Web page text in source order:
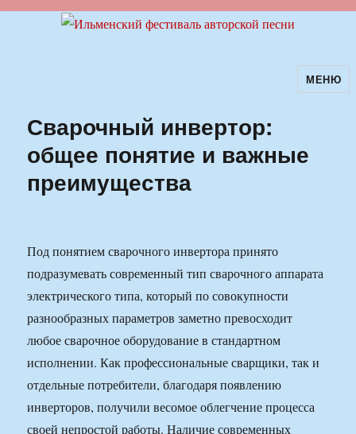
Ильменский фестиваль авторскойМЕНЮ
Сварочный инвертор:
общее понятие и важные
преимущества
Под понятием сварочного инвертора принято
подразумевать современный тип сварочного аппарата
электрического типа, который по совокупности
разнообразных параметров заметно превосходит
любое сварочное оборудование в стандартном
исполнении. Как профессиональные сварщики, так и
отдельные потребители, благодаря появлению
инверторов, получили весомое облегчение процесса
своей непростой работы. Наличие современных